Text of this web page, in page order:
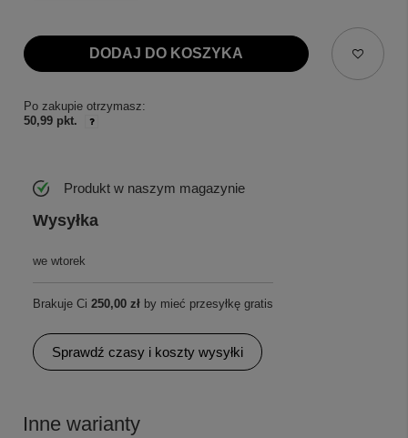
DODAJ DO KOSZYKA
Po zakupie otrzymasz:
50,99 pkt.
Produkt w naszym magazynie
Wysyłka
we wtorek
Brakuje Ci 250,00 zł by mieć przesyłkę gratis
Sprawdź czasy i koszty wysyłki
Inne warianty